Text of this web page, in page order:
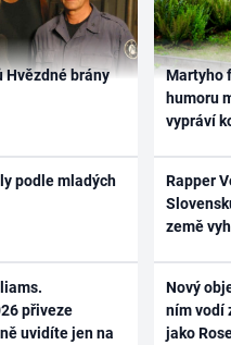
brány
podle mladých
přiveze
uvidíte jen na
Martyho
humoru
vypráví
Rapper
země
Nový
ním vodí
jako